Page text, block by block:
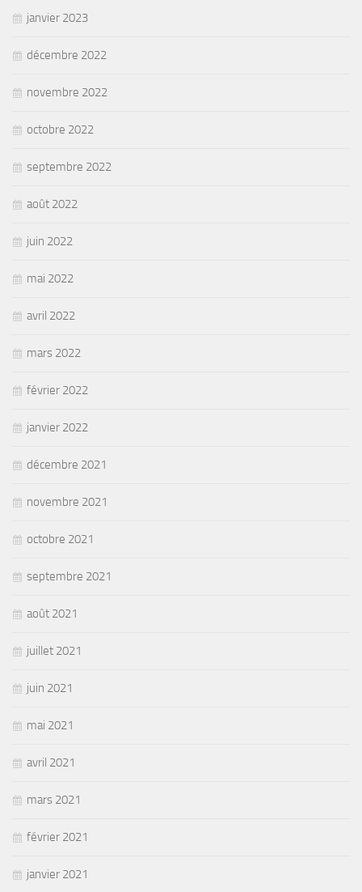
janvier 2023
décembre 2022
novembre 2022
octobre 2022
septembre 2022
août 2022
juin 2022
mai 2022
avril 2022
mars 2022
février 2022
janvier 2022
décembre 2021
novembre 2021
octobre 2021
septembre 2021
août 2021
juillet 2021
juin 2021
mai 2021
avril 2021
mars 2021
février 2021
janvier 2021